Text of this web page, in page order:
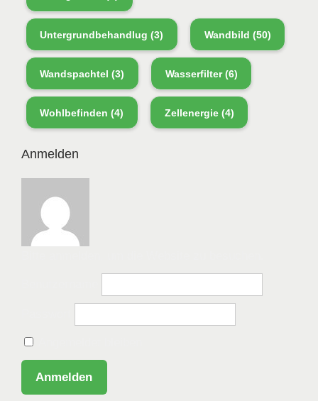
Untergrundbehandlug (3) Wandbild (50)
Wandspachtel (3) Wasserfilter(6)
Wohlbefinden (4) Zellenergie(4)
Anmelden